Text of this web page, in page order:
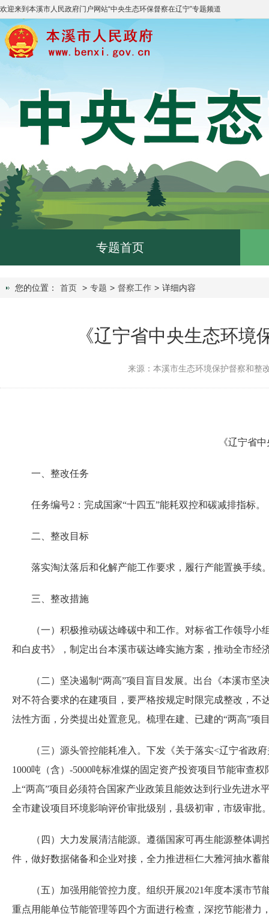
欢迎来到 本溪市人民政府门户网站“中央生态环保督察在辽宁”专题频道
专题首页
您的位置： 首页 > 专题 > 督察工作 > 详细内容
《辽宁省中央生态环
来源：本溪市生态环境保护督察和整
《辽宁省中央
一、整改任务
任务编号2：完成国家“十四五”能耗双控和碳减排指标。
二、整改目标
落实淘汰落后和化解产能工作要求，履行产能置换手续
三、整改措施
（一）积极推动碳达峰碳中和工作。对标省工作领导小
和白皮书》，制定出台本溪市碳达峰实施方案，推动全市经
（二）坚决遏制“两高”项目盲目发展。出台《本溪市坚决
对不符合要求的在建项目，要严格按规定时限完成整改，
法性方面，分类提出处置意见。梳理在建、已建的“两高”
（三）源头管控能耗准入。下发《关于落实<辽宁省政府
1000吨（含）-5000吨标准煤的固定资产投资项目节能审查
上“两高”项目必须符合国家产业政策且能效达到行业先进
全市建设项目环境影响评价审批级别，县级初审，市级审
（四）大力发展清洁能源。遵循国家可再生能源整体调
件，做好数据储备和企业对接，全力推进桓仁大雅河抽水
（五）加强用能管控力度。组织开展2021年度本溪市节
重点用能单位节能管理等四个方面进行检查，深挖节能潜力